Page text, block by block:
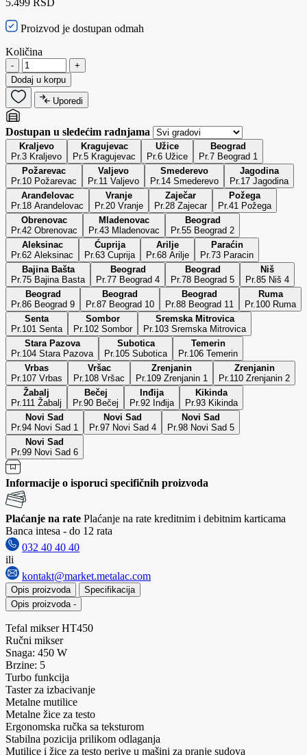
Proizvod je dostupan odmah
Količina
-
+
Dodaj u korpu
Uporedi
Dostupan u sledećim radnjama
Kraljevo
Pr.3 Kraljevo
Kragujevac
Pr.5 Kragujevac
Užice
Pr.6 Užice
Beograd
Pr.7 Beograd 1
Požarevac
Pr.10 Požarevac
Valjevo
Pr.11 Valjevo
Smederevo
Pr.14 Smederevo
Jagodina
Pr.17 Jagodina
Aranđelovac
Pr.18 Arandelovac
Vranje
Pr.20 Vranje
Zaječar
Pr.28 Zajecar
Požega
Pr.41 Požega
Obrenovac
Pr.42 Obrenovac
Mladenovac
Pr.43 Mladenovac
Beograd
Pr.55 Beograd 2
Aleksinac
Pr.62 Aleksinac
Ćuprija
Pr.63 Cuprija
Arilje
Pr.68 Arilje
Paraćin
Pr.73 Paracin
Bajina Bašta
Pr.75 Bajina Basta
Beograd
Pr.77 Beograd 4
Beograd
Pr.78 Beograd 5
Niš
Pr.85 Niš 4
Beograd
Pr.86 Beograd 9
Beograd
Pr.87 Beograd 10
Beograd
Pr.88 Beograd 11
Ruma
Pr.100 Ruma
Senta
Pr.101 Senta
Sombor
Pr.102 Sombor
Sremska Mitrovica
Pr.103 Sremska Mitrovica
Stara Pazova
Pr.104 Stara Pazova
Subotica
Pr.105 Subotica
Temerin
Pr.106 Temerin
Vrbas
Pr.107 Vrbas
Vršac
Pr.108 Vršac
Zrenjanin
Pr.109 Zrenjanin 1
Zrenjanin
Pr.110 Zrenjanin 2
Žabalj
Pr.111 Žabalj
Bečej
Pr.90 Bečej
Inđija
Pr.92 Inđija
Kikinda
Pr.93 Kikinda
Novi Sad
Pr.94 Novi Sad 1
Novi Sad
Pr.97 Novi Sad 4
Novi Sad
Pr.98 Novi Sad 5
Novi Sad
Pr.99 Novi Sad 6
Informacije o isporuci specifičnih proizvoda
Plaćanje na rate Plaćanje na rate kreditnim i debitnim karticama
Banca intesa - do 12 rata
032 40 40 40
ili
kontakt@market.metalac.com
Opis proizvoda
Specifikacija
Opis proizvoda -
Tefal mikser HT450
Ručni mikser
Snaga: 450 W
Brzine: 5
Turbo funkcija
Taster za izbacivanje
Metalne mutilice
Metalne žice za testo
Ergonomska ručka sa teksturom
Stabilna pozicija prilikom odlaganja
Mutilice i žice za testo perive u mašini za pranje sudova